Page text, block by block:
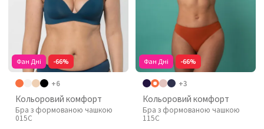
Фан Дні -66%
+6
Кольоровий комфорт
Бра з формованою чашкою
015C
Фан Дні -66%
+3
Кольоровий комфорт
Бра з формованою чашкою
115C